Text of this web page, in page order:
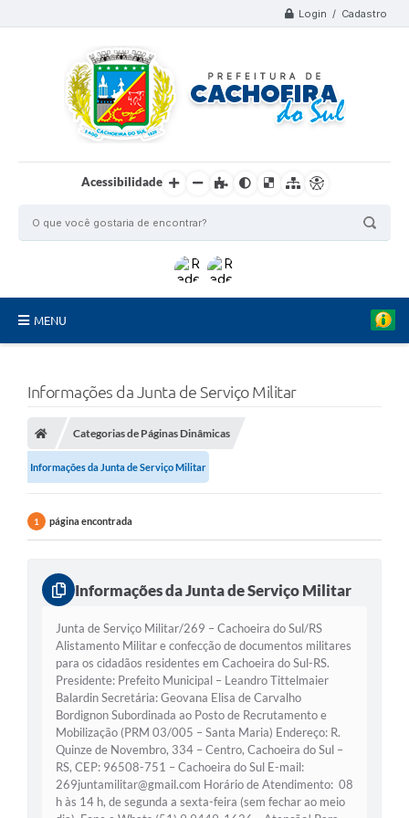
Login / Cadastro
Acessibilidade
MENU
Telefones
Conselhos Municipais
Carta de Serviços
Diário Oficial
Turismo
Eventos
Legislação
Galeria de Fotos
A Nossa Cidade
A Prefeitura
Informações da Junta de Serviço Militar
Categorias de Páginas Dinâmicas
Informações da Junta de Serviço Militar
1 página encontrada
Informações da Junta de Serviço Militar
Junta de Serviço Militar/269 – Cachoeira do Sul/RS
Alistamento Militar e confecção de documentos militares
para os cidadãos residentes em Cachoeira do Sul-RS.
Presidente: Prefeito Municipal – Leandro Tittelmaier
Balardin Secretária: Geovana Elisa de Carvalho
Bordignon Subordinada ao Posto de Recrutamento e
Mobilização (PRM 03/005 – Santa Maria) Endereço: R.
Quinze de Novembro, 334 – Centro, Cachoeira do Sul –
RS, CEP: 96508-751 – Cachoeira do Sul E-mail:
269juntamilitar@gmail.com Horário de Atendimento: 08
h às 14 h, de segunda a sexta-feira (sem fechar ao meio